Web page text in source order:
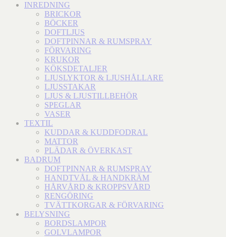
INREDNING
BRICKOR
BÖCKER
DOFTLJUS
DOFTPINNAR & RUMSPRAY
FÖRVARING
KRUKOR
KÖKSDETALJER
LJUSLYKTOR & LJUSHÅLLARE
LJUSSTAKAR
LJUS & LJUSTILLBEHÖR
SPEGLAR
VASER
TEXTIL
KUDDAR & KUDDFODRAL
MATTOR
PLÄDAR & ÖVERKAST
BADRUM
DOFTPINNAR & RUMSPRAY
HANDTVÅL & HANDKRÄM
HÅRVÅRD & KROPPSVÅRD
RENGÖRING
TVÄTTKORGAR & FÖRVARING
BELYSNING
BORDSLAMPOR
GOLVLAMPOR